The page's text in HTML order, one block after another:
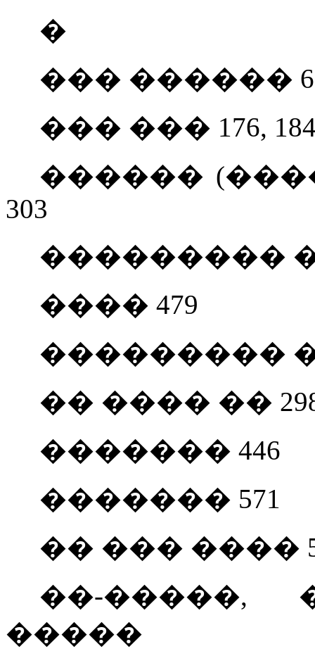
�
��� ������
��� ��� 176,
������
303
���������
���� 479
���������
�� ���� ��
������� 446
������� 571
�� ��� ����
��-�����,
�����